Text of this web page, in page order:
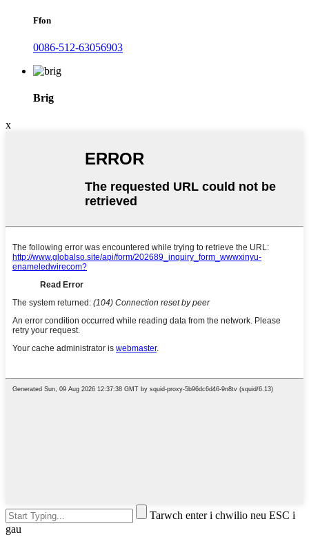
Ffon
0086-512-63056903
Brig
x
Tarwch enter i chwilio neu ESC i
gau